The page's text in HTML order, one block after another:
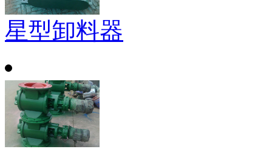
星型卸料器